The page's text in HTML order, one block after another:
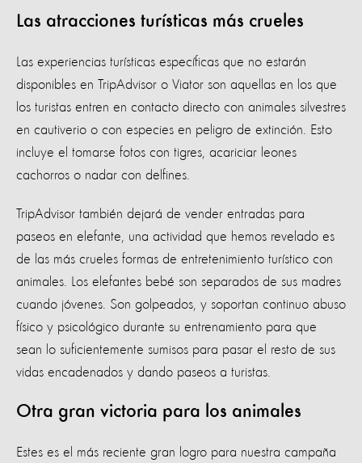
Las atracciones turísticas más crueles
Las experiencias turísticas específicas que no estarán
disponibles en TripAdvisor o Viator son aquellas en los que
los turistas entren en contacto directo con animales silvestres
en cautiverio o con especies en peligro de extinción. Esto
incluye el tomarse fotos con tigres, acariciar leones
cachorros o nadar con delfines.
TripAdvisor también dejará de vender entradas para
paseos en elefante, una actividad que hemos revelado es
de las más crueles formas de entretenimiento turístico con
animales. Los elefantes bebé son separados de sus madres
cuando jóvenes. Son golpeados, y soportan continuo abuso
físico y psicológico durante su entrenamiento para que
sean lo suficientemente sumisos para pasar el resto de sus
vidas encadenados y dando paseos a turistas.
Otra gran victoria para los animales
Estes es el más reciente gran logro para nuestra campaña